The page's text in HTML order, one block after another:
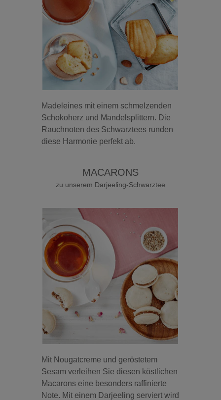
Madeleines mit einem schmelzenden
Schokoherz und Mandelsplittern. Die
Rauchnoten des Schwarztees runden
diese Harmonie perfekt ab.
MACARONS
zu unserem Darjeeling-Schwarztee
Mit Nougatcreme und geröstetem
Sesam verleihen Sie diesen köstlichen
Macarons eine besonders raffinierte
Note. Mit einem Darjeeling serviert wird